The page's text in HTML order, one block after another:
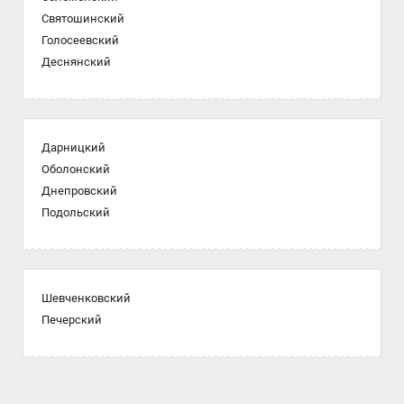
Святошинский
Голосеевский
Деснянский
Дарницкий
Оболонский
Днепровский
Подольский
Шевченковский
Печерский